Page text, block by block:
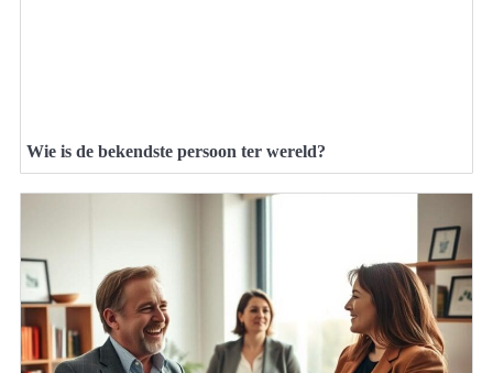
Wie is de bekendste persoon ter wereld?